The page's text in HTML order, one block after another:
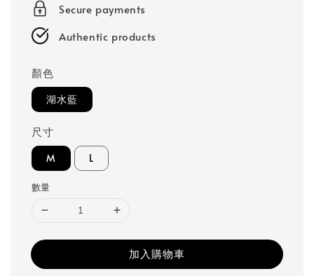
Secure payments
Authentic products
顏色
湖水藍
尺寸
M L
數量
加入購物車